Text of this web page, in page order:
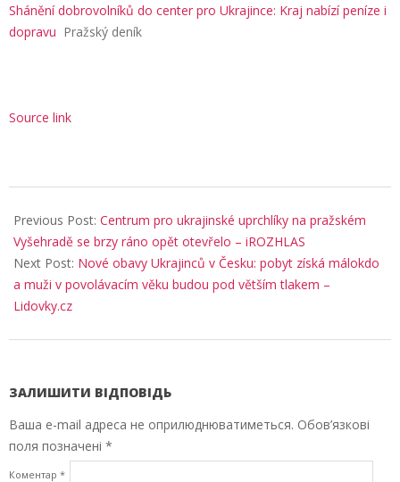
Shánění dobrovolníků do center pro Ukrajince: Kraj nabízí peníze i
dopravu Pražský deník
Source link
09-
05
Previous Post: Centrum pro ukrajinské uprchlíky na pražském
Vyšehradě se brzy ráno opět otevřelo – iROZHLAS
Next Post: Nové obavy Ukrajinců v Česku: pobyt získá málokdo
a muži v povolávacím věku budou pod větším tlakem –
Lidovky.cz
ЗАЛИШИТИ ВІДПОВІДЬ
Ваша e-mail адреса не оприлюднюватиметься. Обов’язкові
поля позначені *
Коментар *